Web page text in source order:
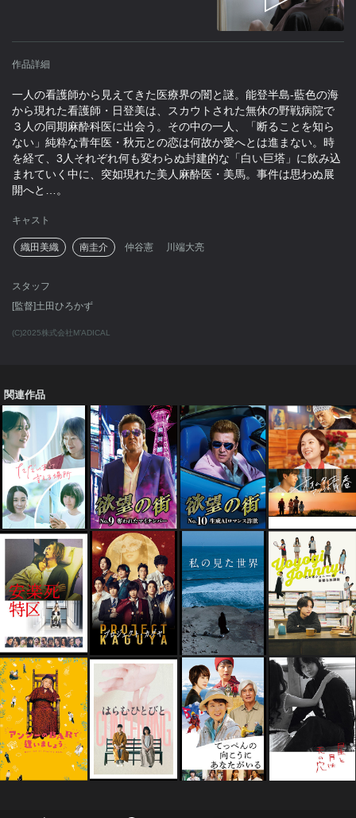
作品詳細
一人の看護師から見えてきた医療界の闇と謎。能登半島-藍色の海
から現れた看護師・日登美は、スカウトされた無休の野戦病院で
３人の同期麻酔科医に出会う。その中の一人、「断ることを知ら
ない」純粋な青年医・秋元との恋は何故か愛へとは進まない。時
を経て、3人それぞれ何も変わらぬ封建的な「白い巨塔」に飲み込
まれていく中に、突如現れた美人麻酔医・美馬。事件は思わぬ展
開へと…。
キャスト
織田美織 南圭介 仲谷憲 川端大亮
スタッフ
[監督]土田ひろかず
(C)2025株式会社M’ADICAL
関連作品